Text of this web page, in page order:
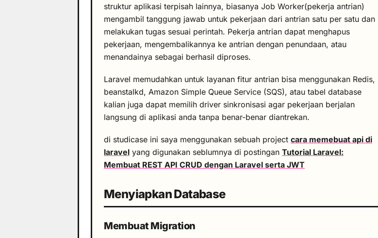
struktur aplikasi terpisah lainnya, biasanya Job Worker(pekerja antrian)
mengambil tanggung jawab untuk pekerjaan dari antrian satu per satu dan
melakukan tugas sesuai perintah. Pekerja antrian dapat menghapus
pekerjaan, mengembalikannya ke antrian dengan penundaan, atau
menandainya sebagai berhasil diproses.
Laravel memudahkan untuk layanan fitur antrian bisa menggunakan Redis,
beanstalkd, Amazon Simple Queue Service (SQS), atau tabel database
kalian juga dapat memilih driver sinkronisasi agar pekerjaan berjalan
langsung di aplikasi anda tanpa benar-benar diantrekan.
di studicase ini saya menggunakan sebuah project cara memebuat api di
laravel yang digunakan seblumnya di postingan Tutorial Laravel:
Membuat REST API CRUD dengan Laravel serta JWT
Menyiapkan Database
Membuat Migration